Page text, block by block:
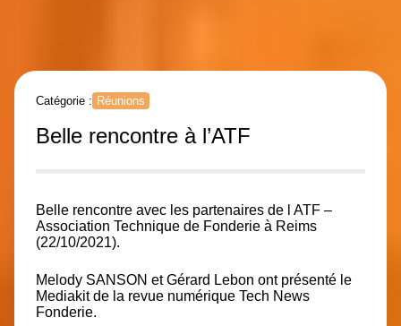
Catégorie : Réunions
Belle rencontre à l’ATF
Belle rencontre avec les partenaires de l ATF –
Association Technique de Fonderie à Reims
(22/10/2021).
Melody SANSON et Gérard Lebon ont présenté le
Mediakit de la revue numérique Tech News
Fonderie.